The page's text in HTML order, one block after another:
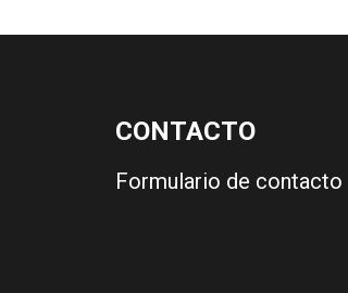
CONTACTO
Formulario de contacto